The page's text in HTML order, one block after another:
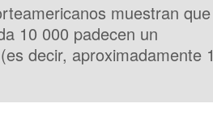
muestran que
10 000 padecen un
decir, aproximadamente 1